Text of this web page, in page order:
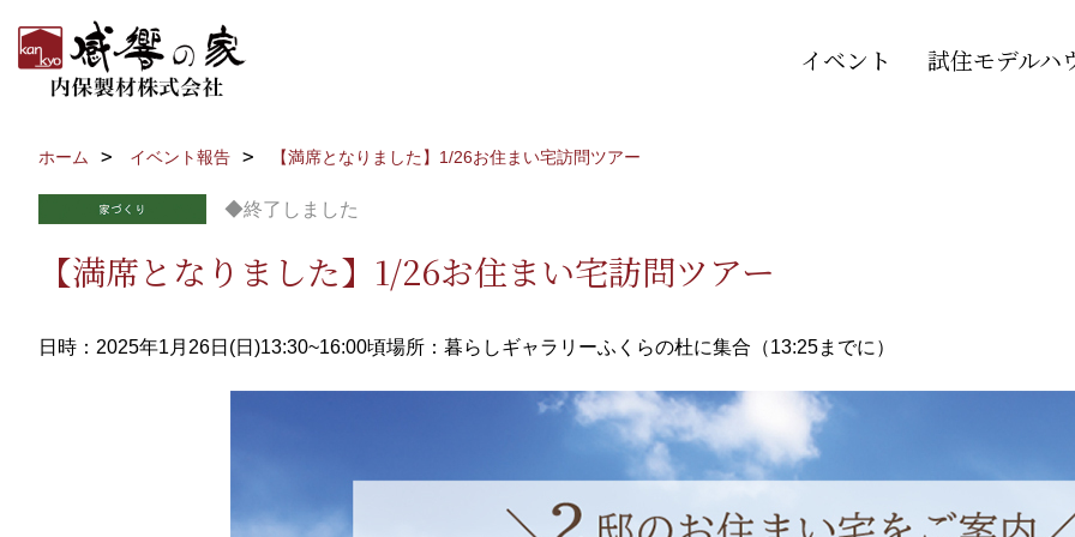
イベント 試住モデルハ
ホーム イベント報告 【満席となりました】1/26お住まい宅訪問ツアー
◆終了しました
【満席となりました】1/26お住まい宅訪問ツアー
日時：2025年1月26日(日)13:30~16:00頃場所：暮らしギャラリーふくらの杜に集合（13:25までに）